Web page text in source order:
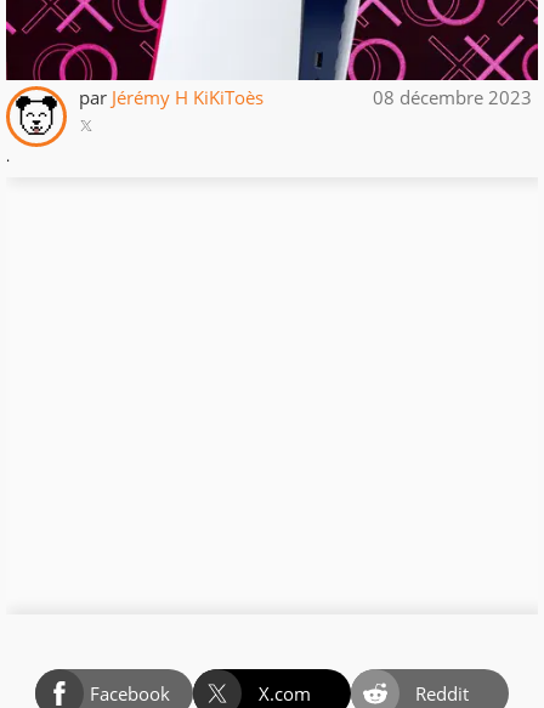
par Jérémy H KiKiToès 08 décembre 2023
.
Facebook X.com
Reddit